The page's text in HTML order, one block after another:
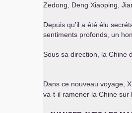
Zedong, Deng Xiaoping,
Depuis qu’il a été élu
sentiments profonds, un
Sous sa direction, la Chine
Dans ce nouveau voyage,
va-t-il ramener la Chine